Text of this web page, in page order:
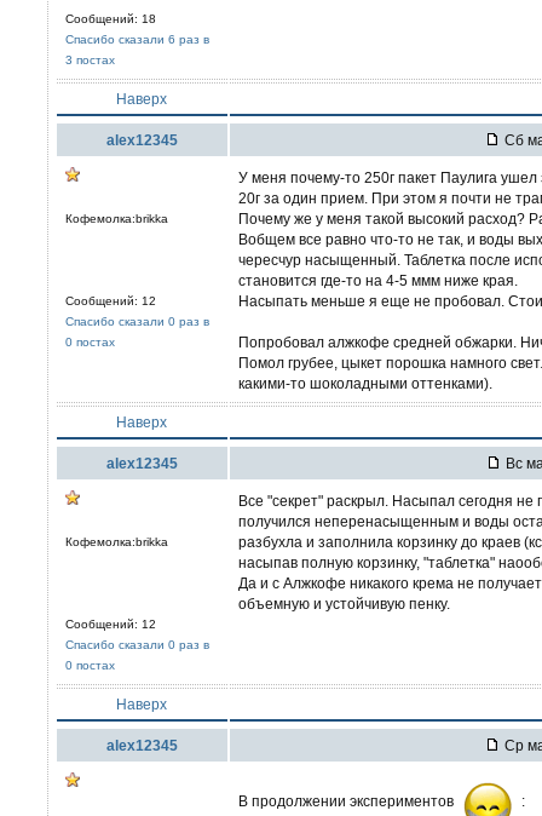
Сообщений: 18
Спасибо сказали 6 раз в
3 постах
Наверх
alex12345 Сб
Кофемолка:brikka
Сообщений: 12
Спасибо сказали 0 раз в
0 постах
У меня почему-то 250г пакет Паулига ушел
20г за один прием. При этом я почти не
Почему же у меня такой высокий расход?
Вобщем все равно что-то не так, и воды
чересчур насыщенный. Таблетка после
становится где-то на 4-5 ммм ниже края.
Насыпать меньше я еще не пробовал.
Попробовал алжкофе средней обжарки.
Помол грубее, цыкет порошка намного
какими-то шоколадными оттенками).
Наверх
alex12345 Вс
Кофемолка:brikka
Сообщений: 12
Спасибо сказали 0 раз в
0 постах
Все "секрет" раскрыл. Насыпал сегодня не
получился неперенасыщенным и воды
разбухла и заполнила корзинку до краев
насыпав полную корзинку, "таблетка"
Да и с Алжкофе никакого крема не
объемную и устойчивую пенку.
Наверх
alex12345 Ср
В продолжении экспериментов :